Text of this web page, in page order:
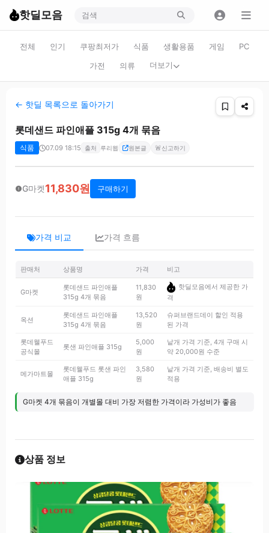
핫딜모음
전체 인기 쿠팡최저가 식품 생활용품 게임
PC
가전
의류 더보기
← 핫딜 목록으로 돌아가기
롯데샌드 파인애플 315g 4개 묶음
식품 07.09 18:15 출처 루리웹 원본글 🚨신고하기
G마켓11,830원 구매하기
가격 비교 가격 흐름
판매처 상품명 가격 비고
G마켓
롯데샌드 파인애플
315g 4개 묶음
11,830
원
핫딜모음에서 제공한 가
격
옥션
롯데샌드 파인애플
315g 4개 묶음
13,520
원
슈퍼브랜드데이 할인 적용
된 가격
롯데웰푸드
공식몰
롯샌 파인애플 315g
5,000
원
낱개 가격 기준, 4개 구매 시
약 20,000원 수준
메가마트몰
롯데웰푸드 롯샌 파인
애플 315g
3,580
원
낱개 가격 기준, 배송비 별도
적용
G마켓 4개 묶음이 개별몰 대비 가장 저렴한 가격이라 가성비가 좋음
상품 정보